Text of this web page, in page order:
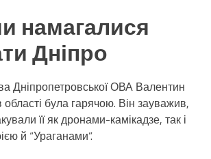
намагалися
Дніпро
Дніпропетровської ОВА Валентин
області була гарячою. Він зауважив,
її як дронами-камікадзе, так і
й “Ураганами”.